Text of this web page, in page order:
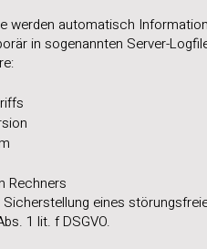
werden automatisch
in sogenannten Server-
Rechners
eines
1 lit. f DSGVO.